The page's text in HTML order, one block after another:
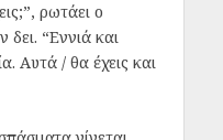
ρωτάει ο
δει. “Εννιά και
Αυτά / θα έχεις και